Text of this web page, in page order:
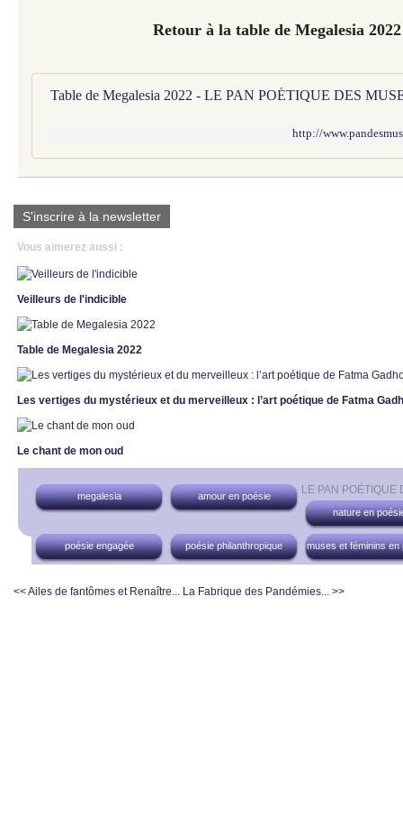
Retour à la table de Megalesia 2022
Table de Megalesia 2022 - LE PAN POÉTIQUE DES
http://
S'inscrire à la newsletter
Vous aimerez aussi :
Veilleurs de l'indicible
Table de Megalesia 2022
Les vertiges du mystérieux et du merveilleux : l’art poétique de Fatma
Le chant de mon oud
LE PAN
megalesia
amour en poésie
nature en
poésie engagée poésie philanthropique muses et féminins en
<< Ailes de fantômes et Renaître... La Fabrique des Pandémies... >>